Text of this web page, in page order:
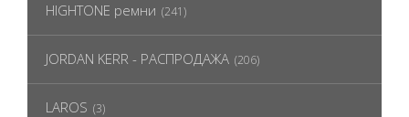
HIGHTONE ремни (241)
JORDAN KERR - РАСПРОДАЖА (206)
LAROS (3)